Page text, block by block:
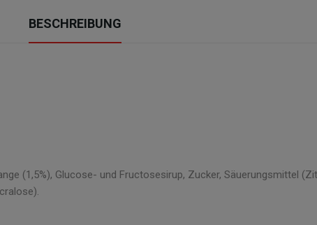
BESCHREIBUNG
(1,5%), Glucose- und Fructosesirup, Zucker, Säuerungsmittel